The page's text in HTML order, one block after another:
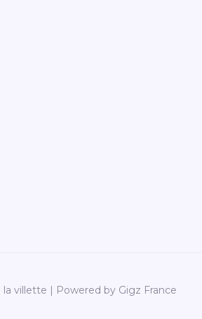
villette | Powered by Gigz France